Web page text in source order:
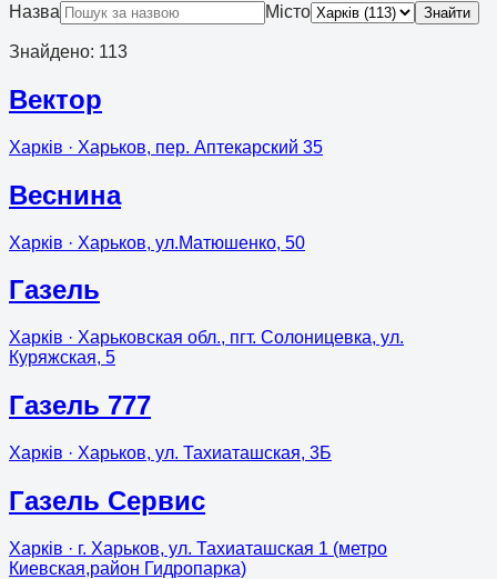
Назва Місто Знайти
Знайдено: 113
Вектор
Харків · Харьков, пер. Аптекарский 35
Веснина
Харків · Харьков, ул.Матюшенко, 50
Газель
Харків · Харьковская обл., пгт. Солоницевка, ул.
Куряжская, 5
Газель 777
Харків · Харьков, ул. Тахиаташская, 3Б
Газель Сервис
Харків · г. Харьков, ул. Тахиаташская 1 (метро
Киевская,район Гидропарка)